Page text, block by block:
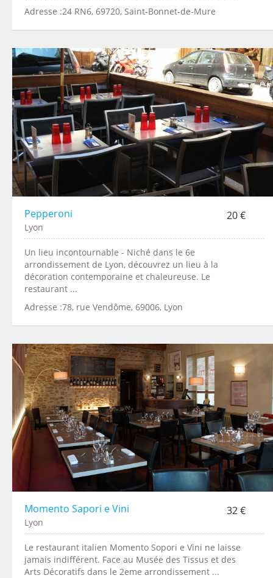
Adresse :24 RN6, 69720, Saint-Bonnet-de-Mure
Pepperoni 20 €
Lyon
Un lieu incontournable - Niché dans le 6e
arrondissement de Lyon, découvrez un lieu à la
décoration contemporaine et chaleureuse. Le
restaurant ...
Adresse :78, rue Vendôme, 69006, Lyon
Momento Sapori e Vini 32 €
Lyon
Le restaurant italien Momento Sopori e Vini ne laisse
jamais indifférent. Face au Musée des Tissus et des
Arts Décoratifs dans le 2eme arrondissement ...